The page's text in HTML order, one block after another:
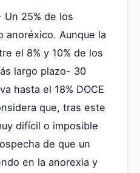
Un 25% de los
anoréxico. Aunque la
el 8% y 10% de los
largo plazo- 30
hasta el 18% DOCE
que, tras este
difícil o imposible
de que un
en la anorexia y